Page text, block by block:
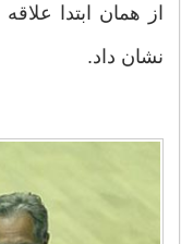
از همان ابتدا
نشان داد.